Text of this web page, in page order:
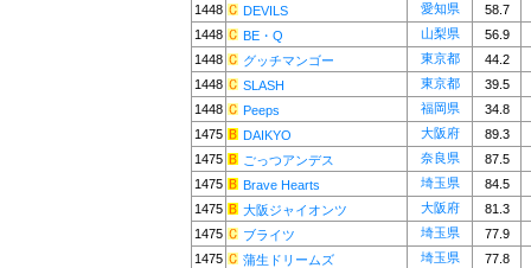
1448
DEVILS 愛知県
58.7
1448
BE・Q 山梨県
56.9
1448
グッチマンゴー 東京都
44.2
1448
SLASH 東京都
39.5
1448
Peeps 福岡県
34.8
1475
DAIKYO 大阪府
89.3
1475
ごっつアンデス 奈良県
87.5
1475
Brave Hearts 埼玉県
84.5
1475
大阪ジャイオンツ 大阪府
81.3
1475
ブライツ 埼玉県
77.9
1475
蒲生ドリームズ 埼玉県
77.8